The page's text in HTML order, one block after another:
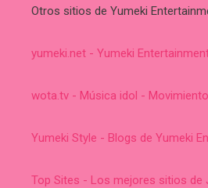
Otros sitios de Yumeki
yumeki.net - Yumeki
wota.tv - Música idol -
Yumeki Style - Blogs de Yumeki
Top Sites - Los mejores sitios de